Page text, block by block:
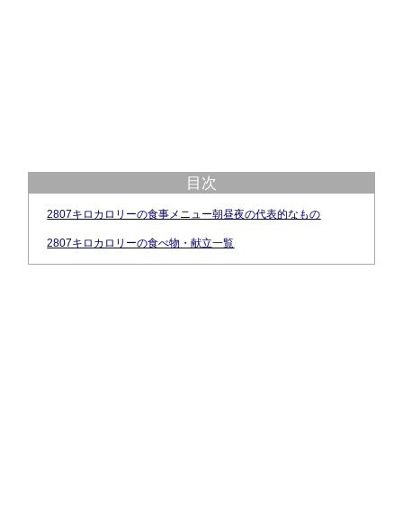
目次
2807キロカロリーの食事メニュー朝昼夜の代表的なもの
2807キロカロリーの食べ物・献立一覧